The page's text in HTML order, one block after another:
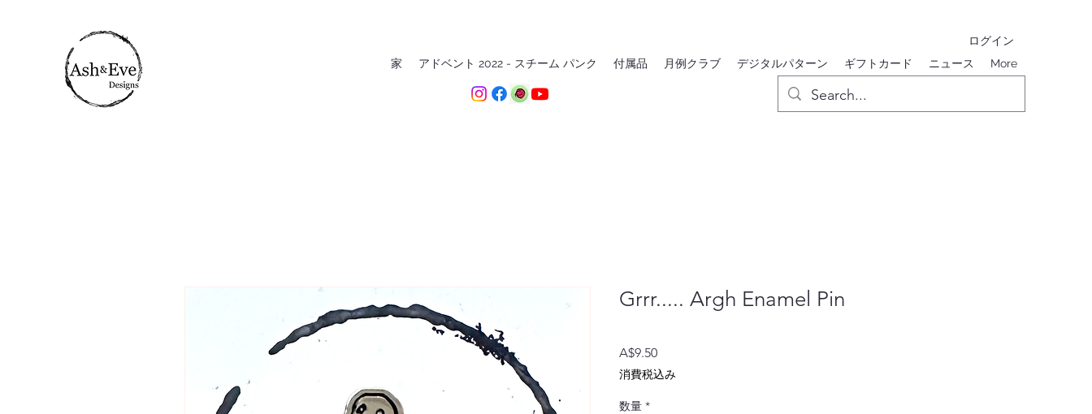
家 アドベント 2022 - スチーム パンク 付属品 月例クラブ デジタルパターン ギフトカード ニュース More
ログイン
Grrr..... Argh Enamel Pin
A$9.50価
格
消費税込み
数量 *